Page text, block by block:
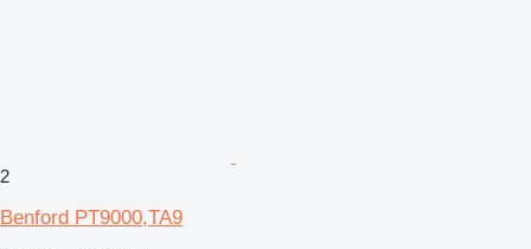
2
Benford PT9000,TA9